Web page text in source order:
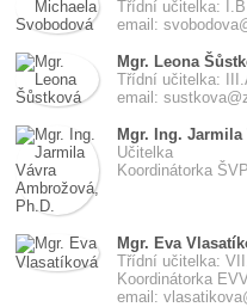
Třídní učitelka: I.B
email:
Mgr. Leona
Třídní učitelka:
email:
Mgr. Ing.
Učitelka
Koordinátorka ŠVP
Mgr. Eva
Třídní učitelka:
Koordinátorka
email: